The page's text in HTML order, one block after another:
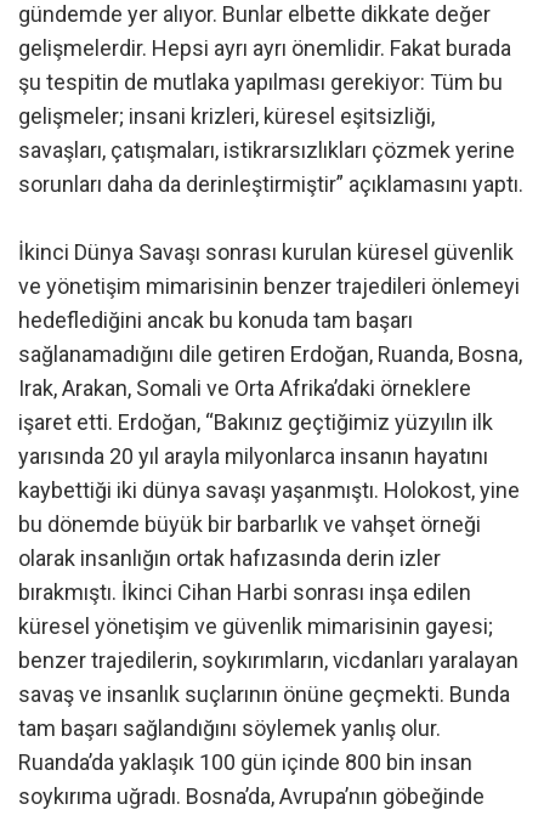
gündemde yer alıyor. Bunlar elbette dikkate değer
gelişmelerdir. Hepsi ayrı ayrı önemlidir. Fakat burada
şu tespitin de mutlaka yapılması gerekiyor: Tüm bu
gelişmeler; insani krizleri, küresel eşitsizliği,
savaşları, çatışmaları, istikrarsızlıkları çözmek yerine
sorunları daha da derinleştirmiştir” açıklamasını yaptı.
İkinci Dünya Savaşı sonrası kurulan küresel güvenlik
ve yönetişim mimarisinin benzer trajedileri önlemeyi
hedeflediğini ancak bu konuda tam başarı
sağlanamadığını dile getiren Erdoğan, Ruanda, Bosna,
Irak, Arakan, Somali ve Orta Afrika’daki örneklere
işaret etti. Erdoğan, “Bakınız geçtiğimiz yüzyılın ilk
yarısında 20 yıl arayla milyonlarca insanın hayatını
kaybettiği iki dünya savaşı yaşanmıştı. Holokost, yine
bu dönemde büyük bir barbarlık ve vahşet örneği
olarak insanlığın ortak hafızasında derin izler
bırakmıştı. İkinci Cihan Harbi sonrası inşa edilen
küresel yönetişim ve güvenlik mimarisinin gayesi;
benzer trajedilerin, soykırımların, vicdanları yaralayan
savaş ve insanlık suçlarının önüne geçmekti. Bunda
tam başarı sağlandığını söylemek yanlış olur.
Ruanda’da yaklaşık 100 gün içinde 800 bin insan
soykırıma uğradı. Bosna’da, Avrupa’nın göbeğinde